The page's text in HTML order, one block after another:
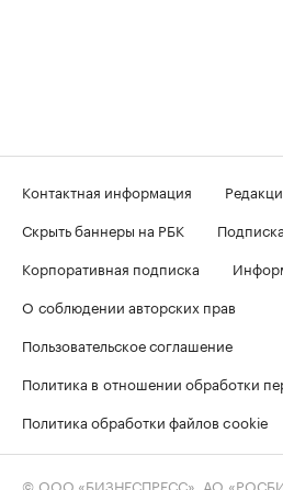
Контактная информация
Скрыть баннеры на РБК
Корпоративная подписка
О соблюдении авторских прав
Пользовательское соглашение
Политика в отношении обработки
Политика обработки файлов cookie
© ООО «БИЗНЕСПРЕСС», АО